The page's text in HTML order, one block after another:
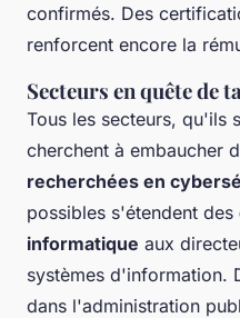
confirmés. Des
renforcent encore la
Secteurs en quête de
Tous les secteurs, qu'ils
cherchent à embaucher
recherchées en
possibles s'étendent des
informatique aux
systèmes d'information.
dans l'administration